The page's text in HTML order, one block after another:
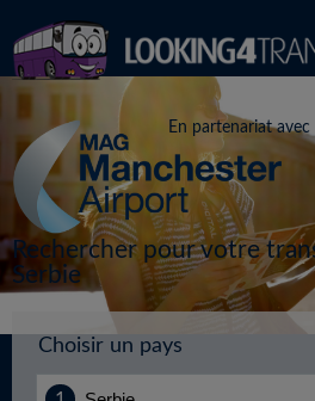
En partenariat avec
Rechercher pour votre
Serbie
Choisir un pays